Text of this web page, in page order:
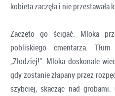
kobieta zaczęła i nie przestawała
Zaczęto go ścigać. Mloka
pobliskiego cmentarza.
„Złodziej!”. Mloka doskonale
gdy zostanie złapany przez
szybciej, skacząc nad